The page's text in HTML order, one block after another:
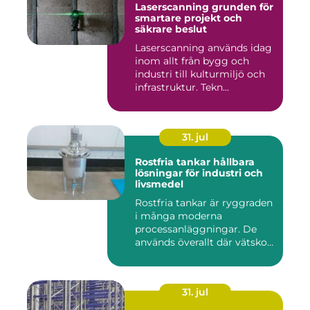
Laserscanning grunden för
smartare projekt och
säkrare beslut
Laserscanning används idag
inom allt från bygg och
industri till kulturmiljö och
infrastruktur. Tekn...
31. jul
Rostfria tankar hållbara
lösningar för industri och
livsmedel
Rostfria tankar är ryggraden
i många moderna
processanläggningar. De
används överallt där vätskor,
31. jul